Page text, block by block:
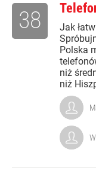
Jak
Polska
niż
niż
38